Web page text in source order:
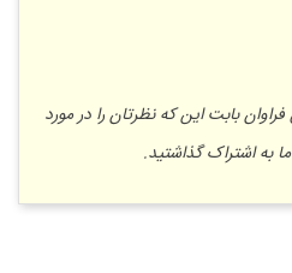
بابت این که نظرتان را در مورد
به اشتراک گذاشتید.